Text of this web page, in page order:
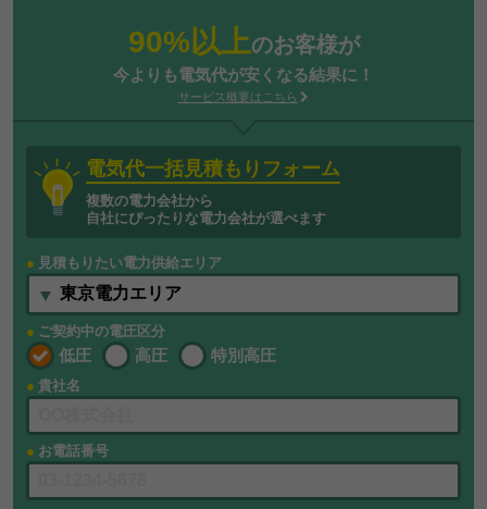
90%以上のお客様が
今よりも電気代が安くなる結果に！
サービス概要はこちら
電気代一括見積もりフォーム
複数の電力会社から
自社にぴったりな電力会社が選べます
見積もりたい電力供給エリア
ご契約中の電圧区分
低圧 高圧 特別高圧
貴社名
お電話番号